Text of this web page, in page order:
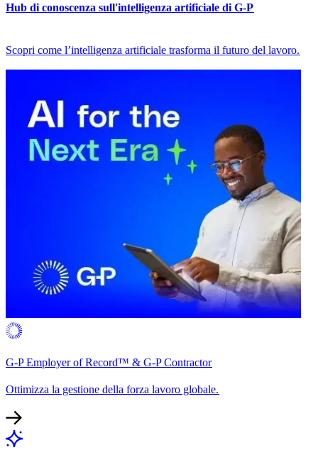
Hub di conoscenza sull'intelligenza artificiale di G-P​​
Scopri come l’intelligenza artificiale trasforma il futuro del lavoro.​​
G-P Employer of Record™ & G-P Contractor​​
Ottimizza la gestione della forza lavoro globale.​​